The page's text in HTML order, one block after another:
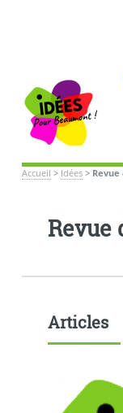
Accueil > Idées> Revue
Revue
Articles